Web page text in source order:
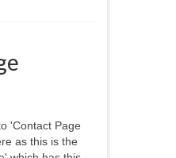
'Contact Page
as this is the